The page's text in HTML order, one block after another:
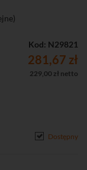
odległość
konfiguracji
Kod: N29821
281,67 zł
229,00 zł netto
Dostępny